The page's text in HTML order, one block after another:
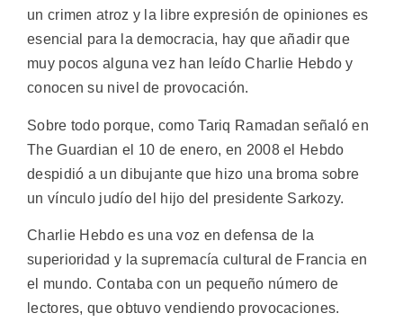
un crimen atroz y la libre expresión de opiniones es
esencial para la democracia, hay que añadir que
muy pocos alguna vez han leído Charlie Hebdo y
conocen su nivel de provocación.
Sobre todo porque, como Tariq Ramadan señaló en
The Guardian el 10 de enero, en 2008 el Hebdo
despidió a un dibujante que hizo una broma sobre
un vínculo judío del hijo del presidente Sarkozy.
Charlie Hebdo es una voz en defensa de la
superioridad y la supremacía cultural de Francia en
el mundo. Contaba con un pequeño número de
lectores, que obtuvo vendiendo provocaciones.